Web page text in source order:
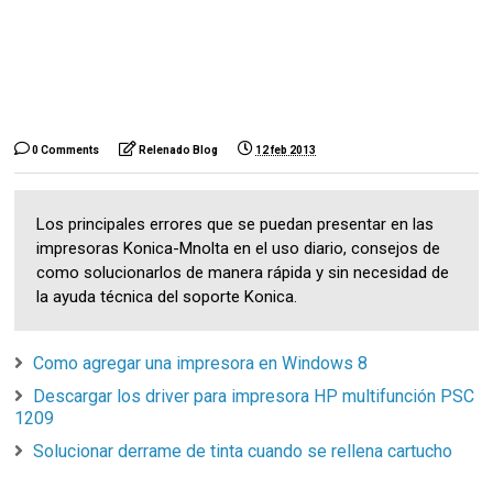
0 Comments Relenado Blog 12 feb 2013
Los principales errores que se puedan presentar en las
impresoras Konica-Mnolta en el uso diario, consejos de
como solucionarlos de manera rápida y sin necesidad de
la ayuda técnica del soporte Konica.
Como agregar una impresora en Windows 8
Descargar los driver para impresora HP multifunción PSC
1209
Solucionar derrame de tinta cuando se rellena cartucho